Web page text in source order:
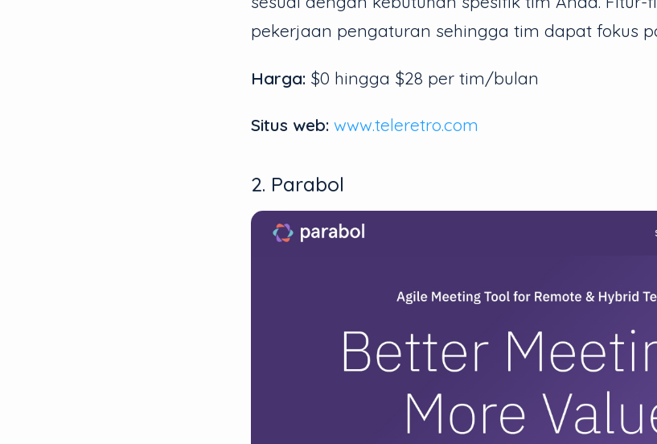
pekerjaan pengaturan sehingga tim dapat fokus
Harga: $0 hingga $28 per tim/bulan
Situs web: www.teleretro.com
2. Parabol